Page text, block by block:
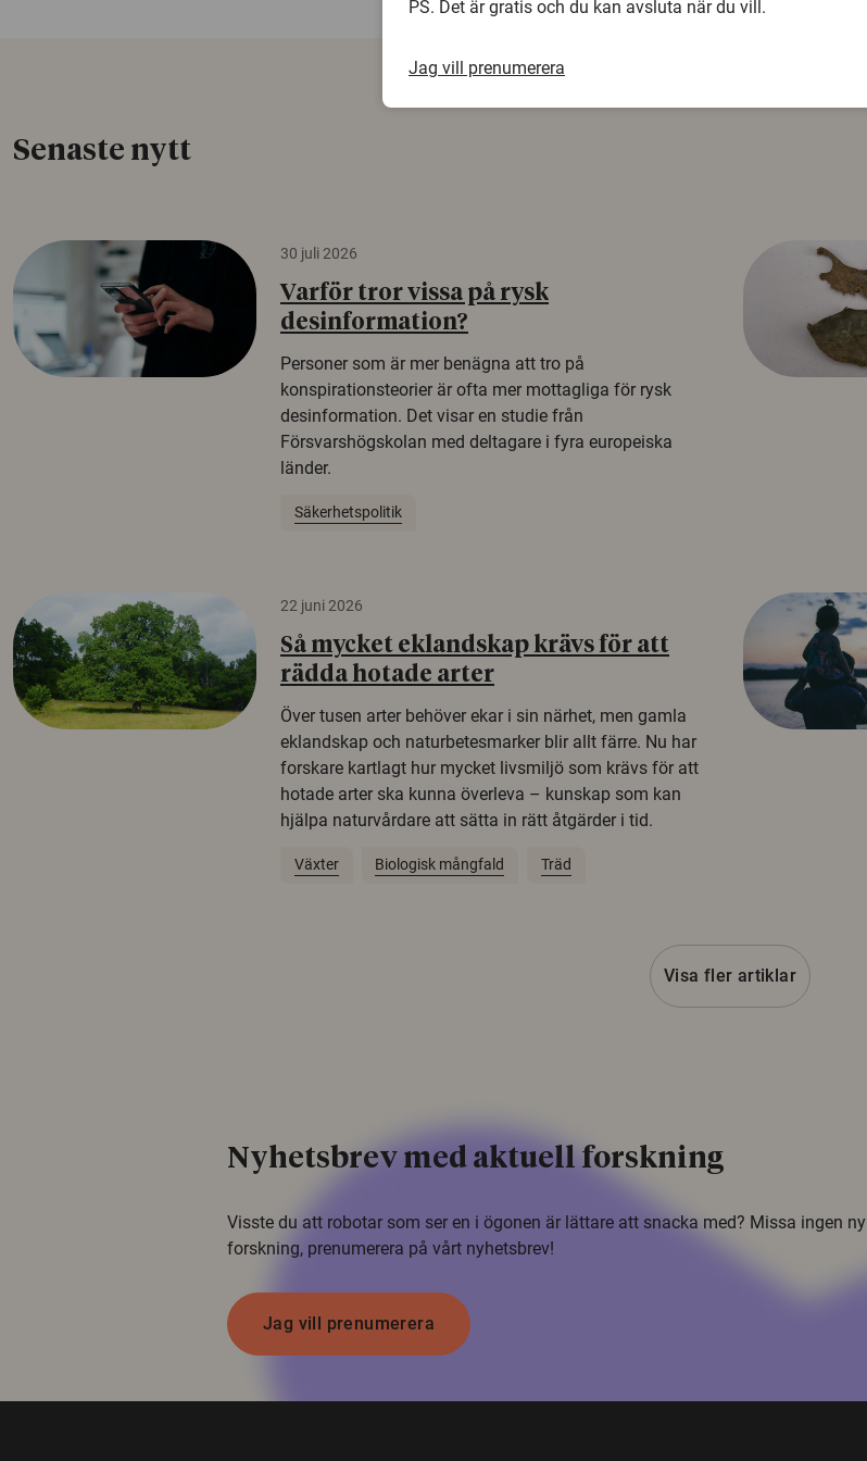
Senaste nytt
30 juli 2026
Varför tror vissa på rysk
desinformation?
Personer som är mer benägna att tro på
konspirationsteorier är ofta mer mottagliga för rysk
desinformation. Det visar en studie från
Försvarshögskolan med deltagare i fyra europeiska
länder.
Säkerhetspolitik
22 juni 2026
Så mycket eklandskap krävs för att
rädda hotade arter
Över tusen arter behöver ekar i sin närhet, men gamla
eklandskap och naturbetesmarker blir allt färre. Nu har
forskare kartlagt hur mycket livsmiljö som krävs för att
hotade arter ska kunna överleva – kunskap som kan
hjälpa naturvårdare att sätta in rätt åtgärder i tid.
Växter Biologisk mångfald Träd
Visa fler artiklar
Nyhetsbrev med aktuell forskning
Visste du att robotar som ser en i ögonen är lättare att snacka med? Missa ingen ny
forskning, prenumerera på vårt nyhetsbrev!
Jag vill prenumerera
PS. Det är gratis och du kan avsluta när du vill.
Jag vill prenumerera